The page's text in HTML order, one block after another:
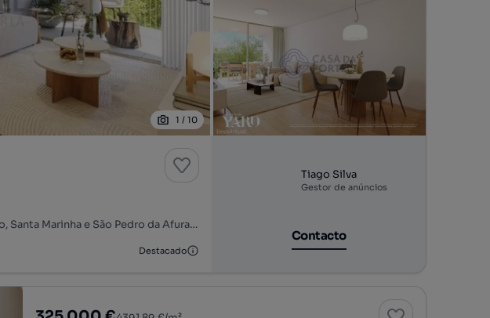
1 / 10
Alameda dos Jardins da Arrábida, Afurada - Arrábida - Cavaco, Santa Marinha e São Pedro da Afurada, Vila Nova de Gaia, Porto
Destacado
Tiago Silva
Gestor de anúncios
Contacto